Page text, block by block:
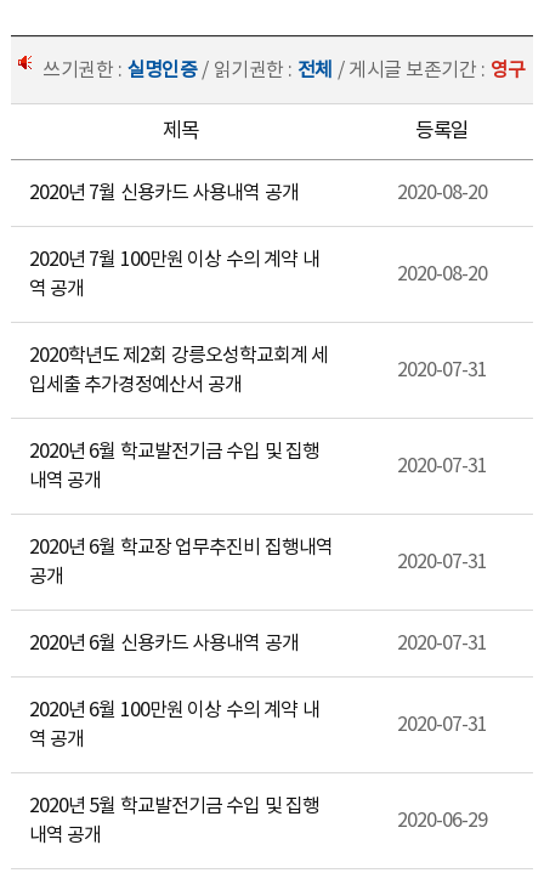
쓰기권한 : 실명인증/ 읽기권한 : 전체 / 게시글 보존기간 : 영구
제목 등록일
2020년 7월 신용카드 사용내역 공개 2020-08-20
2020년 7월 100만원 이상 수의 계약 내
역 공개
2020-08-20
2020학년도 제2회 강릉오성학교회계 세
입세출 추가경정예산서 공개
2020-07-31
2020년 6월 학교발전기금 수입 및 집행
내역 공개
2020-07-31
2020년 6월 학교장 업무추진비 집행내역
공개
2020-07-31
2020년 6월 신용카드 사용내역 공개 2020-07-31
2020년 6월 100만원 이상 수의 계약 내
역 공개
2020-07-31
2020년 5월 학교발전기금 수입 및 집행
내역 공개
2020-06-29